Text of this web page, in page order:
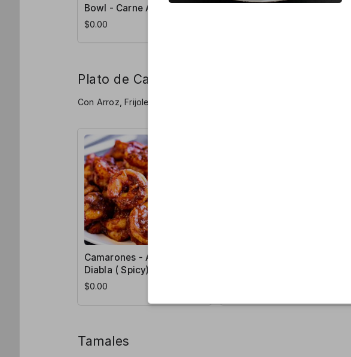
Bowl - Carne Asada
$0.00
Plato de Camarones
Con Arroz, Frijoles, Pico de Gallo, Lechuga
Camarones - A la
Diabla ( Spicy)
$0.00
Tamales